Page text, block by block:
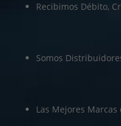
Recibimos Débito,
Somos
Las Mejores